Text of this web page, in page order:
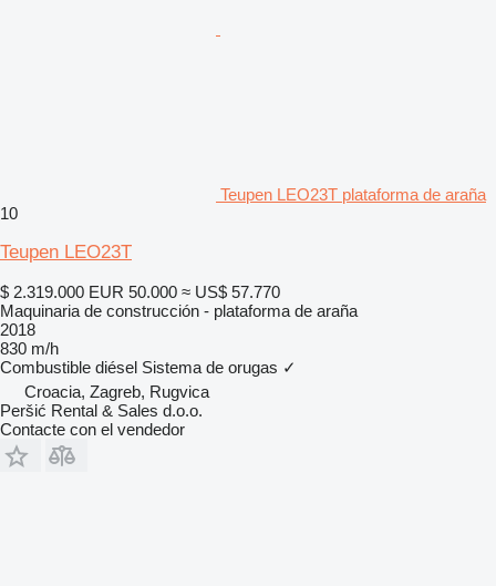
Teupen LEO23T plataforma de araña
10
Teupen LEO23T
$ 2.319.000 EUR 50.000 ≈ US$ 57.770
Maquinaria de construcción - plataforma de araña
2018
830 m/h
Combustible diésel Sistema de orugas ✓
Croacia, Zagreb, Rugvica
Peršić Rental & Sales d.o.o.
Contacte con el vendedor